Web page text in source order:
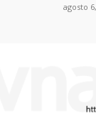
agosto